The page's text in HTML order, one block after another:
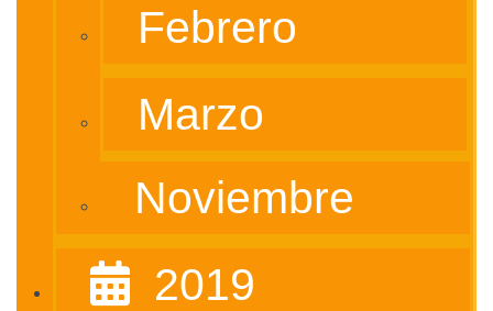
Febrero
Marzo
Noviembre
‎ ‎ 2019